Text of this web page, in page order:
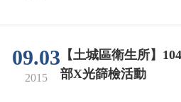
09.03
2015
【土城區衛生所】
部X光篩檢活動